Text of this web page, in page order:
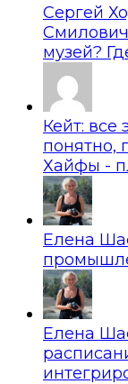
Сергей
музей?
Кейт: все
понятно,
Хайфы -
Елена
Елена